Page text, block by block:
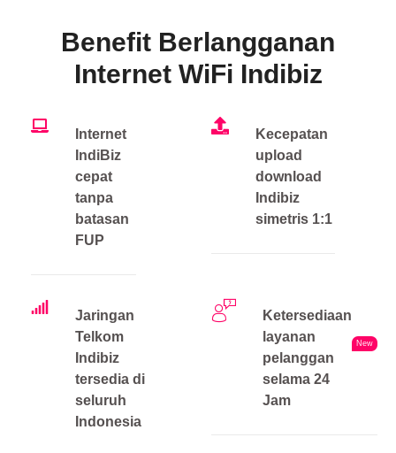
Benefit Berlangganan
Internet WiFi Indibiz
Internet
IndiBiz
cepat
tanpa
batasan
FUP
Kecepatan
upload
download
Indibiz
simetris 1:1
Jaringan
Telkom
Indibiz
tersedia di
seluruh
Indonesia
Ketersediaan
layanan
pelanggan
selama 24
Jam
New